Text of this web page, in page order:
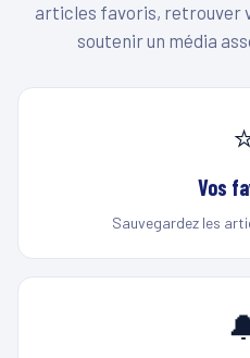
articles favoris, retrouver
soutenir un média
Vos
Sauvegardez les